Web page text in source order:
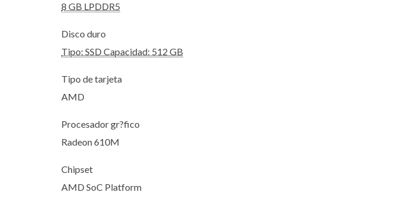
8 GB LPDDR5
Disco duro
Tipo: SSD Capacidad: 512 GB
Tipo de tarjeta
AMD
Procesador gr?fico
Radeon 610M
Chipset
AMD SoC Platform